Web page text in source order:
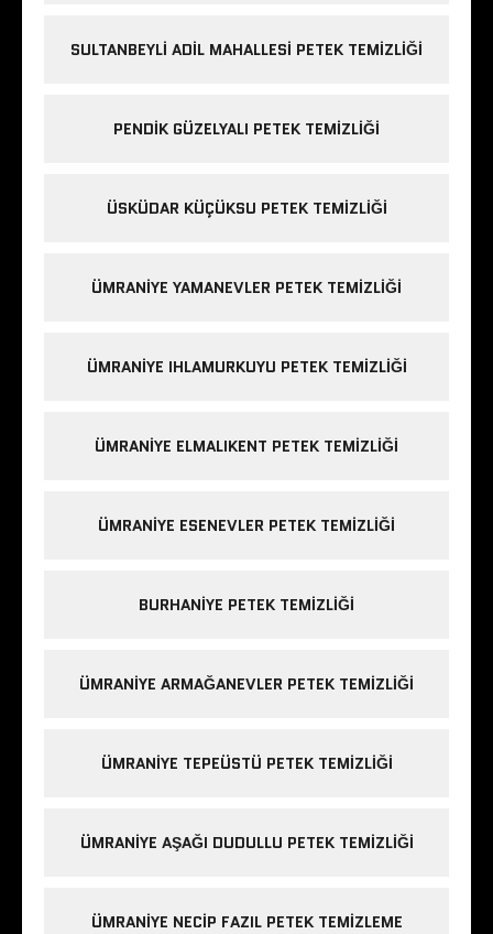
SULTANBEYLI ADIL MAHALLESI PETEK TEMIZLIĞI
PENDIK GÜZELYALI PETEK TEMIZLIĞI
ÜSKÜDAR KÜÇÜKSU PETEK TEMIZLIĞI
ÜMRANIYE YAMANEVLER PETEK TEMIZLIĞI
ÜMRANIYE IHLAMURKUYU PETEK TEMIZLIĞI
ÜMRANIYE ELMALIKENT PETEK TEMIZLIĞI
ÜMRANIYE ESENEVLER PETEK TEMIZLIĞI
BURHANIYE PETEK TEMIZLIĞI
ÜMRANIYE ARMAĞANEVLER PETEK TEMIZLIĞI
ÜMRANIYE TEPEÜSTÜ PETEK TEMIZLIĞI
ÜMRANIYE AŞAĞI DUDULLU PETEK TEMIZLIĞI
ÜMRANIYE NECIP FAZIL PETEK TEMIZLEME